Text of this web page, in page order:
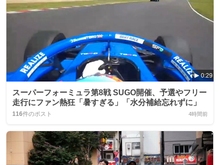
0:29
スーパーフォーミュラ第8戦 SUGO開催、予選やフリー
走行にファン熱狂「暑すぎる」「水分補給忘れずに」
116件のポスト 4時間前